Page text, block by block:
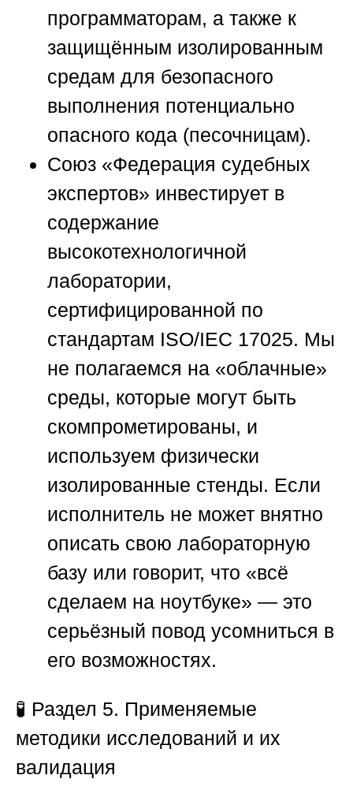
программаторам, а также к
защищённым изолированным
средам для безопасного
выполнения потенциально
опасного кода (песочницам).
Союз «Федерация судебных
экспертов» инвестирует в
содержание
высокотехнологичной
лаборатории,
сертифицированной по
стандартам ISO/IEC 17025. Мы
не полагаемся на «облачные»
среды, которые могут быть
скомпрометированы, и
используем физически
изолированные стенды. Если
исполнитель не может внятно
описать свою лабораторную
базу или говорит, что «всё
сделаем на ноутбуке» — это
серьёзный повод усомниться в
его возможностях.
🧪 Раздел 5. Применяемые
методики исследований и их
валидация